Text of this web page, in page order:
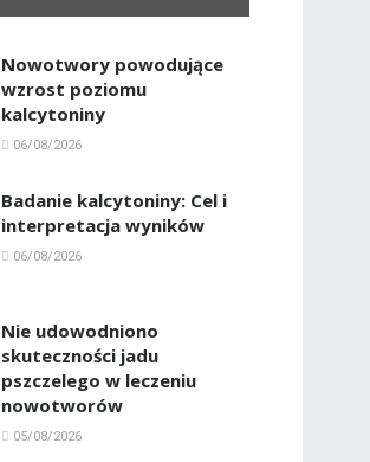
Nowotwory powodujące
wzrost poziomu
kalcytoniny
06/08/2026
Badanie kalcytoniny: Cel i
interpretacja wyników
06/08/2026
Nie udowodniono
skuteczności jadu
pszczelego w leczeniu
nowotworów
05/08/2026